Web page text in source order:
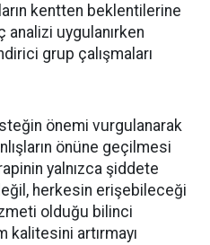
kentten beklentilerine
analizi uygulanırken
grup çalışmaları
önemi vurgulanarak
önüne geçilmesi
yalnızca şiddete
herkesin erişebileceği
olduğu bilinci
kalitesini artırmayı